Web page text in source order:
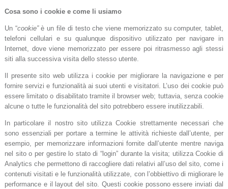
Cosa sono i cookie e come li usiamo
Un “cookie”è un file di testo che viene memorizzato su computer, tablet,
telefoni cellulari e su qualunque dispositivo utilizzato per navigare in
Internet, dove viene memorizzato per essere poi ritrasmesso agli stessi
siti alla successiva visita dello stesso utente.
Il presente sito web utilizza i cookie per migliorare la navigazione e per
fornire servizi e funzionalità ai suoi utenti e visitatori. L’uso dei cookie può
essere limitato o disabilitato tramite il browser web; tuttavia, senza cookie
alcune o tutte le funzionalità del sito potrebbero essere inutilizzabili.
In particolare il nostro sito utilizza Cookie strettamente necessari che
sono essenziali per portare a termine le attività richieste dall’utente, per
esempio, per memorizzare informazioni fornite dall’utente mentre naviga
nel sito o per gestire lo stato di “login” durante la visita; utilizza Cookie di
Analytics che permettono di raccogliere dati relativi all’uso del sito, come i
contenuti visitati e le funzionalità utilizzate, con l’obbiettivo di migliorare le
performance e il layout del sito. Questi cookie possono essere inviati dal